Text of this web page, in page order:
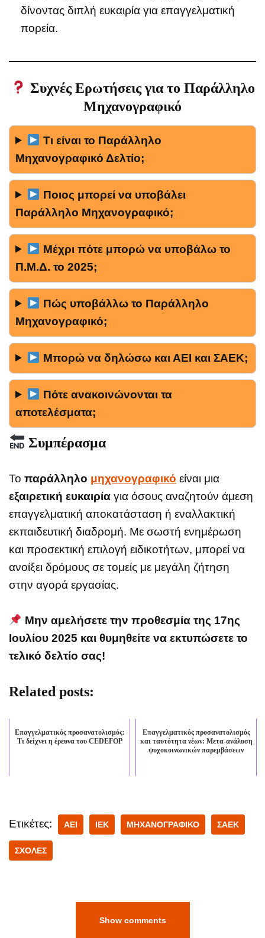
δίνοντας διπλή ευκαιρία για επαγγελματική
πορεία.
Συχνές Ερωτήσεις για το Παράλληλο
Μηχανογραφικό
Τι είναι το Παράλληλο
Μηχανογραφικό Δελτίο;
Ποιος μπορεί να υποβάλει
Παράλληλο Μηχανογραφικό;
Μέχρι πότε μπορώ να υποβάλω το
Π.Μ.Δ. το 2025;
Πώς υποβάλλω το Παράλληλο
Μηχανογραφικό;
Μπορώ να δηλώσω και ΑΕΙ και ΣΑΕΚ;
Πότε ανακοινώνονται τα
αποτελέσματα;
Συμπέρασμα
Το παράλληλο μηχανογραφικό είναι μια
εξαιρετική ευκαιρία για όσους αναζητούν άμεση
επαγγελματική αποκατάσταση ή εναλλακτική
εκπαιδευτική διαδρομή. Με σωστή ενημέρωση
και προσεκτική επιλογή ειδικοτήτων, μπορεί να
ανοίξει δρόμους σε τομείς με μεγάλη ζήτηση
στην αγορά εργασίας.
Μην αμελήσετε την προθεσμία της 17ης
Ιουλίου 2025 και θυμηθείτε να εκτυπώσετε το
τελικό δελτίο σας!
Related posts:
Επαγγελματικός προσανατολισμός:
Τι δείχνει η έρευνα του CEDEFOP
Επαγγελματικός προσανατολισμός
και ταυτότητα νέων: Μετα-ανάλυση
ψυχοκοινωνικών παρεμβάσεων
Ετικέτες: ΑΕΙ ΙΕΚ ΜΗΧΑΝΟΓΡΑΦΙΚΟ ΣΑΕΚ
ΣΧΟΛΕΣ
Show comments